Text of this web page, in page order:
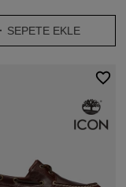
SEPETE EKLE